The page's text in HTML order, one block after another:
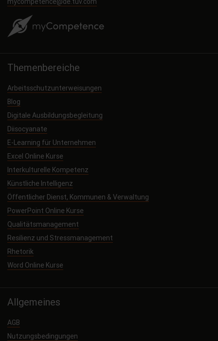
Themenbereiche
Arbeitsschutzunterweisungen
Blog
Digitale Ausbildungsbegleitung
Diisocyanate
E-Learning für Unternehmen
Excel Online Kurse
Interkulturelle Kompetenz
Künstliche Intelligenz
Öffentlicher Dienst, Kommunen & Verwaltung
PowerPoint Online Kurse
Qualitätsmanagement
Resilienz und Stressmanagement
Rhetorik
Word Online Kurse
Allgemeines
AGB
Nutzungsbedingungen